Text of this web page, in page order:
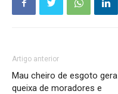
Artigo anterior
Mau cheiro de esgoto gera
queixa de moradores e